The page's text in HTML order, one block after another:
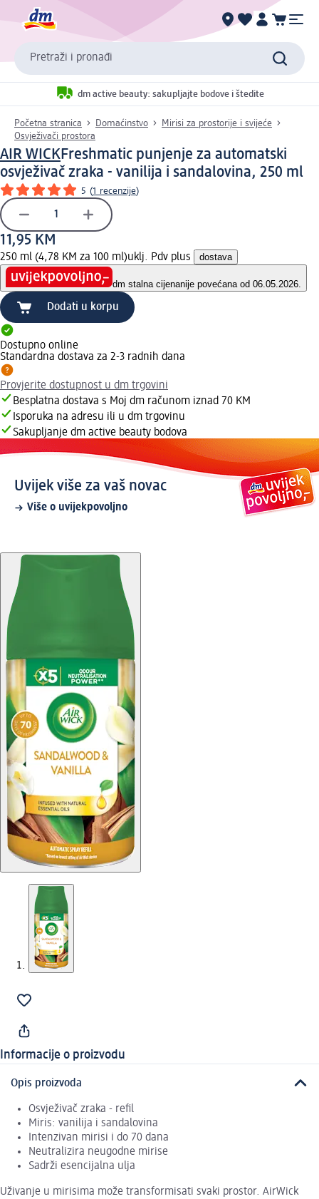
Pretraži i pronađi
dm active beauty: sakupljajte bodove i štedite
Početna stranica Domaćinstvo
Mirisi za prostorije i svijeće
Osvježivači prostora
AIR WICKFreshmatic punjenje za automatski
osvježivač zraka - vanilija i sandalovina, 250 ml
5 (1 recenzije)
11,95 KM
250 ml (4,78 KM za 100 ml)uklj. Pdv plus dostava
dm stalna cijenanije povećana od 06.05.2026.
Dodati u korpu
Dostupno online
Standardna dostava za 2-3 radnih dana
Provjerite dostupnost u dm trgovini
Besplatna dostava s Moj dm računom iznad 70 KM
Isporuka na adresu ili u dm trgovinu
Sakupljanje dm active beauty bodova
Uvijek više za vaš novac
Više o uvijekpovoljno
Informacije o proizvodu
Opis proizvoda
Osvježivač zraka - refil
Miris: vanilija i sandalovina
Intenzivan mirisi i do 70 dana
Neutralizira neugodne mirise
Sadrži esencijalna ulja
Uživanje u mirisima može transformisati svaki prostor. AirWick